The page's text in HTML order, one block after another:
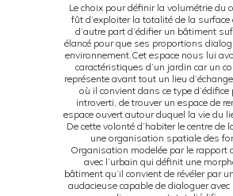
Le choix pour définir la volumétrie du
fût d’exploiter la totalité de la surface
d’autre part d’édifier un bâtiment
élancé pour que ses proportions
environnement.Cet espace nous lui
caractéristiques d’un jardin car un
représente avant tout un lieu
où il convient dans ce type
introverti, de trouver un espace de
espace ouvert autour duquel la vie du
De cette volonté d’habiter le centre de
une organisation spatiale des
Organisation modelée par le rapport
avec l’urbain qui définit une
bâtiment qu’il convient de révéler par
audacieuse capable de dialoguer avec